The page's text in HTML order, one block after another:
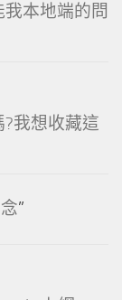
本地端的問
我想收藏這
”